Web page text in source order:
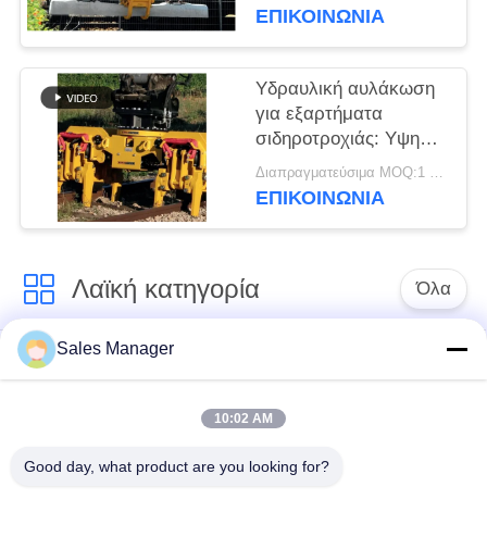
μέγιστη απόδοση και
ΕΠΙΚΟΙΝΩΝΙΑ
Υδραυλική αυλάκωση
για εξαρτήματα
σιδηροτροχιάς: Υψηλή
αντοχή και μεγάλη
διάρκεια ζωής για
Διαπραγματεύσιμα MOQ:1 ομάδα
ΕΠΙΚΟΙΝΩΝΙΑ
Λαϊκή κατηγορία Όλα
υδραυλικών
πασσάλων
συναρμολογημένα
σωρό πρόγραμμα
Sales Manager
10:02 AM
Good day, what product are you looking for?